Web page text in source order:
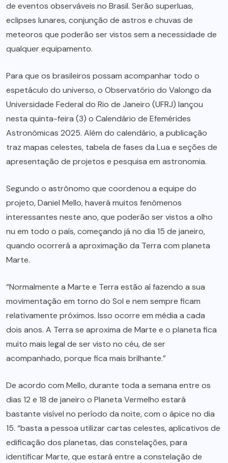
de eventos observáveis no Brasil. Serão superluas,
eclipses lunares, conjunção de astros e chuvas de
meteoros que poderão ser vistos sem a necessidade de
qualquer equipamento.
Para que os brasileiros possam acompanhar todo o
espetáculo do universo, o Observatório do Valongo da
Universidade Federal do Rio de Janeiro (UFRJ) lançou
nesta quinta-feira (3) o Calendário de Efemérides
Astronômicas 2025. Além do calendário, a publicação
traz mapas celestes, tabela de fases da Lua e seções de
apresentação de projetos e pesquisa em astronomia.
Segundo o astrônomo que coordenou a equipe do
projeto, Daniel Mello, haverá muitos fenômenos
interessantes neste ano, que poderão ser vistos a olho
nu em todo o país, começando já no dia 15 de janeiro,
quando ocorrerá a aproximação da Terra com planeta
Marte.
“Normalmente a Marte e Terra estão aí fazendo a sua
movimentação em torno do Sol e nem sempre ficam
relativamente próximos. Isso ocorre em média a cada
dois anos. A Terra se aproxima de Marte e o planeta fica
muito mais legal de ser visto no céu, de ser
acompanhado, porque fica mais brilhante.”
De acordo com Mello, durante toda a semana entre os
dias 12 e 18 de janeiro o Planeta Vermelho estará
bastante visível no período da noite, com o ápice no dia
15. “basta a pessoa utilizar cartas celestes, aplicativos de
edificação dos planetas, das constelações, para
identificar Marte, que estará entre a constelação de